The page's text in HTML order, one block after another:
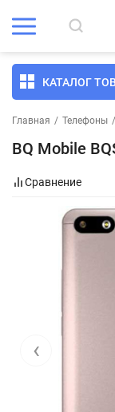
КАТАЛОГ
Главная / Телефоны /
BQ Mobile
Сравнение
‹